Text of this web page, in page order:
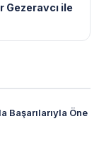
ile
Başarılarıyla Öne